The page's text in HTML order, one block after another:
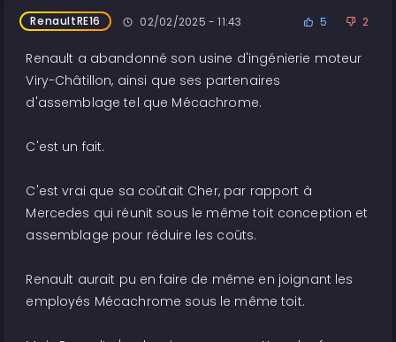
RenaultRE16 02/02/2025 - 11:43 5 2
Renault a abandonné son usine d'ingénierie moteur
Viry-Châtillon, ainsi que ses partenaires
d'assemblage tel que Mécachrome.
C'est un fait.
C'est vrai que sa coûtait Cher, par rapport à
Mercedes qui réunit sous le même toit conception et
assemblage pour réduire les coûts.
Renault aurait pu en faire de même en joignant les
employés Mécachrome sous le même toit.